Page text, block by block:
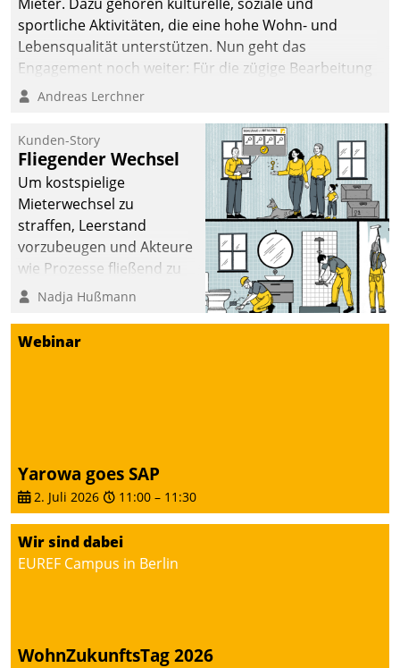
sportliche Aktivitäten, die eine hohe Wohn- und
Lebensqualität unterstützen. Nun geht das
Engagement noch weiter: Für die zügige Bearbeitung
von Beschwerden – oder Lob – richtet das
und Beschwerde-Management einen eigenen Kanal
ein.
Andreas Lerchner
Kunden-Story
Fliegender Wechsel
Um kostspielige
Mieterwechsel zu
straffen, Leerstand
vorzubeugen und Akteure
wie Prozesse fließend zu
vernetzen, nutzt die
Jahresbeginn eine
Partner sowie erstmals
agile Projektmethoden.
Nadja Hußmann
Webinar
Yarowa goes SAP
2. Juli 2026 11:00 – 11:30
Wir sind dabei
EUREF Campus in Berlin
WohnZukunftsTag 2026